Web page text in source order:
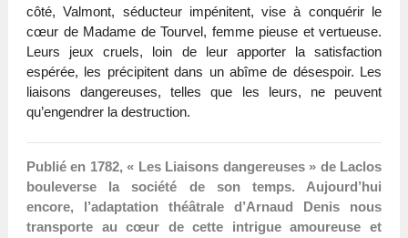
côté, Valmont, séducteur impénitent, vise à conquérir le
cœur de Madame de Tourvel, femme pieuse et vertueuse.
Leurs jeux cruels, loin de leur apporter la satisfaction
espérée, les précipitent dans un abîme de désespoir. Les
liaisons dangereuses, telles que les leurs, ne peuvent
qu’engendrer la destruction.
Publié en 1782, « Les Liaisons dangereuses » de Laclos
bouleverse la société de son temps. Aujourd’hui
encore, l’adaptation théâtrale d’Arnaud Denis nous
transporte au cœur de cette intrigue amoureuse et